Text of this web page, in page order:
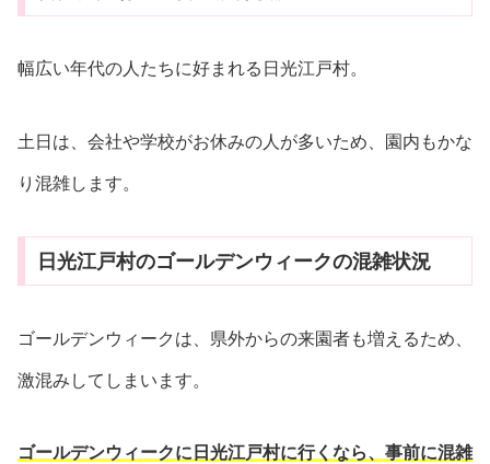
幅広い年代の人たちに好まれる日光江戸村。
土日は、会社や学校がお休みの人が多いため、園内もかな
り混雑します。
日光江戸村のゴールデンウィークの混雑状況
ゴールデンウィークは、県外からの来園者も増えるため、
激混みしてしまいます。
ゴールデンウィークに日光江戸村に行くなら、事前に混雑